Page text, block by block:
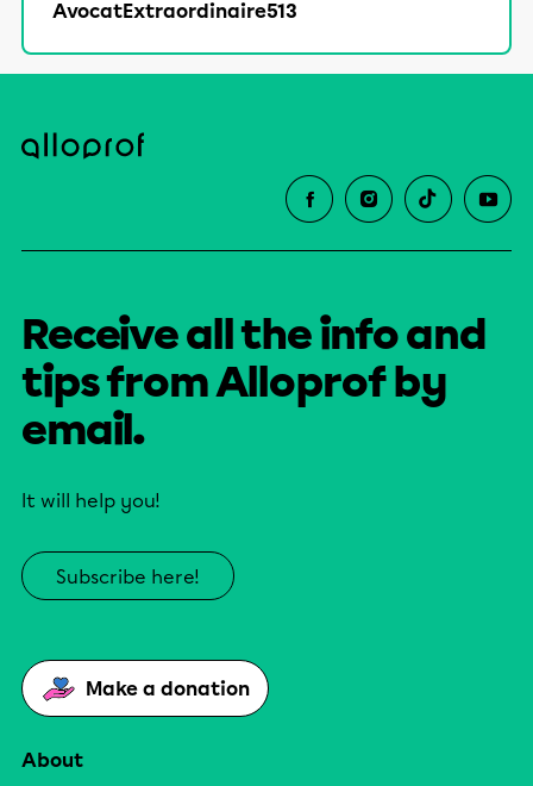
AvocatExtraordinaire513
Receive all the info and
tips from Alloprof by
email.
It will help you!
Subscribe here!
Make a donation
About